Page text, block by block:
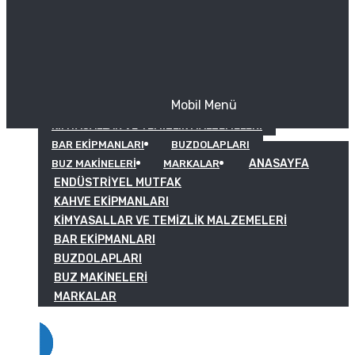
KIMYASALLAR VE TEMIZLIK MALZEMELERI
BAR EKIPMANLARI
BUZDOLAPLARI
BUZ MAKINELERI
MARKALAR
Mobil Menü
ANASAYFA
ENDÜSTRIYEL MUTFAK
KAHVE EKIPMANLARI
KIMYASALLAR VE TEMIZLIK MALZEMELERI
BAR EKIPMANLARI
BUZDOLAPLARI
BUZ MAKINELERI
MARKALAR